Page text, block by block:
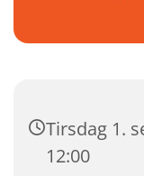
Tirsdag 1.
12:00